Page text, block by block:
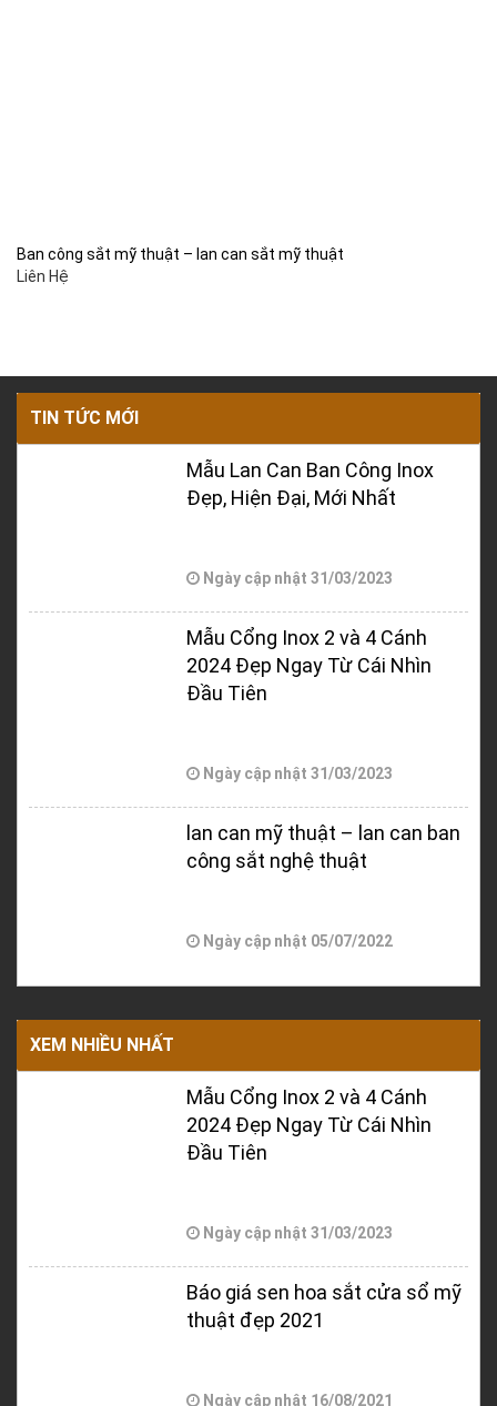
Ban công sắt mỹ thuật – lan can sắt mỹ thuật
Liên Hệ
TIN TỨC MỚI
Mẫu Lan Can Ban Công Inox
Đẹp, Hiện Đại, Mới Nhất
Ngày cập nhật 31/03/2023
Mẫu Cổng Inox 2 và 4 Cánh
2024 Đẹp Ngay Từ Cái Nhìn
Đầu Tiên
Ngày cập nhật 31/03/2023
lan can mỹ thuật – lan can ban
công sắt nghệ thuật
Ngày cập nhật 05/07/2022
XEM NHIỀU NHẤT
Mẫu Cổng Inox 2 và 4 Cánh
2024 Đẹp Ngay Từ Cái Nhìn
Đầu Tiên
Ngày cập nhật 31/03/2023
Báo giá sen hoa sắt cửa sổ mỹ
thuật đẹp 2021
Ngày cập nhật 16/08/2021